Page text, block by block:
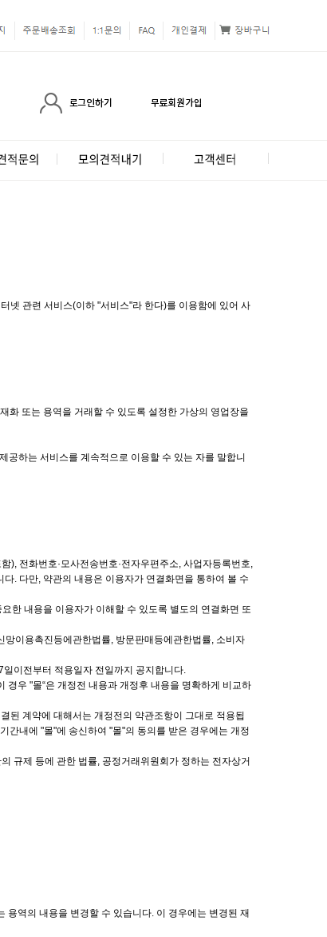
넷 관련 서비스(이하 "서비스"라 한다)를 이용함에 있어 사
화 또는 용역을 거래할 수 있도록 설정한 가상의 영업장을
공하는 서비스를 계속적으로 이용할 수 있는 자를 말합니
), 전화번호·모사전송번호·전자우편주소, 사업자등록번호,
. 다만, 약관의 내용은 이용자가 연결화면을 통하여 볼 수
한 내용을 이용자가 이해할 수 있도록 별도의 연결화면 또
이용촉진등에관한법률, 방문판매등에관한법률, 소비자
이전부터 적용일자 전일까지 공지합니다.
우 "몰“은 개정전 내용과 개정후 내용을 명확하게 비교하
된 계약에 대해서는 개정전의 약관조항이 그대로 적용됩
간내에 "몰"에 송신하여 "몰"의 동의를 받은 경우에는 개정
규제 등에 관한 법률, 공정거래위원회가 정하는 전자상거
역의 내용을 변경할 수 있습니다. 이 경우에는 변경된 재